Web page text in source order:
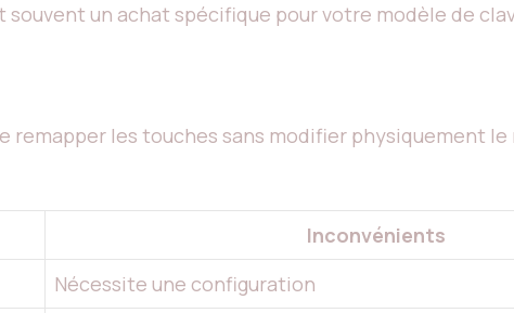
un achat spécifique pour votre modèle de
remapper les touches sans modifier physiquement
Inconvénients
Nécessite une configuration